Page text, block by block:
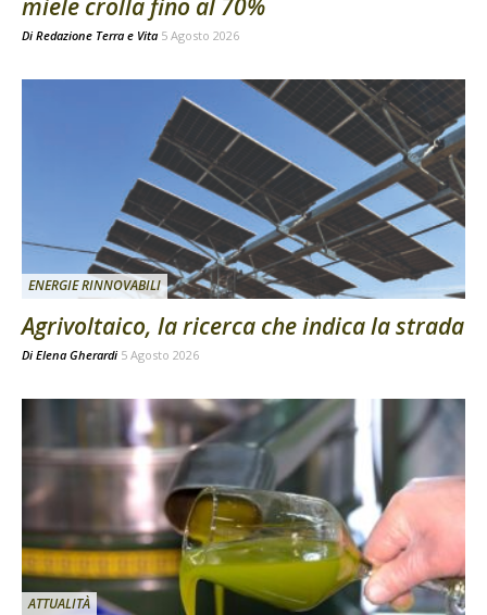
miele crolla fino al 70%
Di Redazione Terra e Vita 5 Agosto 2026
ENERGIE RINNOVABILI
Agrivoltaico, la ricerca che indica la strada
Di Elena Gherardi 5 Agosto 2026
ATTUALITÀ